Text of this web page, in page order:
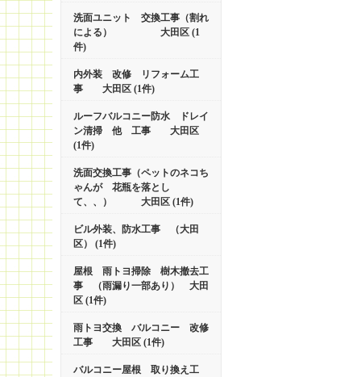
洗面ユニット 交換工事（割れ
による） 大田区 (1
件)
内外装 改修 リフォーム工
事 大田区 (1件)
ルーフバルコニー防水 ドレイ
ン清掃 他 工事 大田区
(1件)
洗面交換工事（ペットのネコち
ゃんが 花瓶を落とし
て、、） 大田区 (1件)
ビル外装、防水工事 （大田
区） (1件)
屋根 雨トヨ掃除 樹木撤去工
事 （雨漏り一部あり） 大田
区 (1件)
雨トヨ交換 バルコニー 改修
工事 大田区 (1件)
バルコニー屋根 取り換え工